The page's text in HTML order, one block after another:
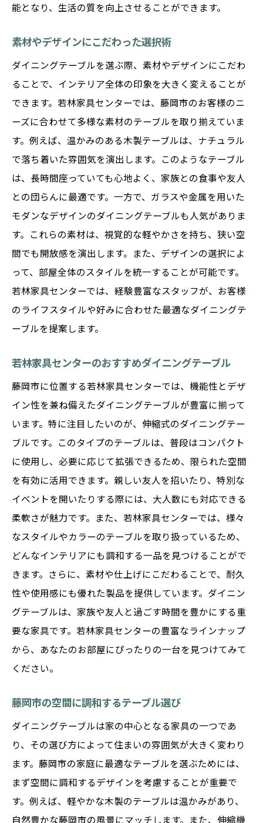
能となり、生活の質を向上させることができます。
素材やデザインにこだわった選択術
ダイニングテーブルを選ぶ際、素材やデザインにこだわ
ることで、インテリア全体の印象を大きく変えることが
できます。若林家具センターでは、藤岡市のお客様のニ
ーズに合わせて多様な素材のテーブルを取り揃えていま
す。例えば、温かみのある木製テーブルは、ナチュラル
で落ち着いた雰囲気を演出します。このようなテーブル
は、長時間座っていても心地よく、家族との食事や友人
との団らんに最適です。一方で、ガラスや金属を用いた
モダンなデザインのダイニングテーブルも人気がありま
す。これらの素材は、視覚的な軽やかさを持ち、狭い空
間でも開放感を演出します。また、デザインの選択によ
って、部屋全体のスタイルを統一することが可能です。
若林家具センターでは、経験豊富なスタッフが、お客様
のライフスタイルや好みに合わせた最適なダイニングテ
ーブルを提案します。
若林家具センターのおすすめダイニングテーブル
藤岡市に位置する若林家具センターでは、機能性とデザ
イン性を兼ね備えたダイニングテーブルが豊富に揃って
います。特に注目したいのが、伸縮式のダイニングテー
ブルです。このタイプのテーブルは、普段はコンパクト
に使用し、必要に応じて拡張できるため、限られた空間
を有効に活用できます。親しい友人を招いたり、特別な
イベントを開いたりする際には、大人数にも対応できる
柔軟さが魅力です。また、若林家具センターでは、様々
なスタイルやカラーのテーブルを取り扱っているため、
どんなインテリアにも調和する一品を見つけることがで
きます。さらに、素材や仕上げにこだわることで、耐久
性や使用感にも優れた製品を提供しています。ダイニン
グテーブルは、家族や友人と過ごす時間を豊かにする重
要な家具です。若林家具センターの豊富なラインナップ
から、あなたのお部屋にぴったりの一台を見つけてみて
ください。
藤岡市の空間に調和するテーブル選び
ダイニングテーブルは家の中心となる家具の一つであ
り、その選び方によって住まいの雰囲気が大きく変わり
ます。藤岡市の家庭に最適なテーブルを選ぶためには、
まず空間に調和するデザインを考慮することが重要で
す。例えば、軽やかな木製のテーブルは温かみがあり、
自然豊かな藤岡市の風景にマッチします。また、伸縮機